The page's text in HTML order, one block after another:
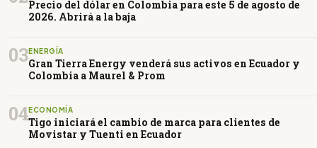
Precio del dólar en Colombia para este 5 de agosto de
2026. Abrirá a la baja
03ENERGÍA
Gran Tierra Energy venderá sus activos en Ecuador y
Colombia a Maurel & Prom
04ECONOMÍA
Tigo iniciará el cambio de marca para clientes de
Movistar y Tuenti en Ecuador